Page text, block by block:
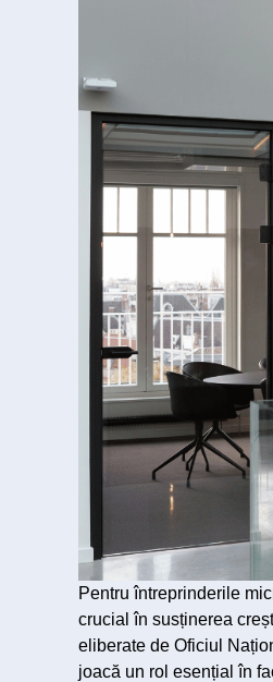
Pentru întreprinderile
crucial în susținerea
eliberate de Oficiul
joacă un rol esențial în